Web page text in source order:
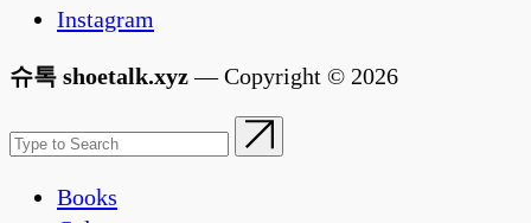
Instagram
슈톡 shoetalk.xyz— Copyright © 2026
Books